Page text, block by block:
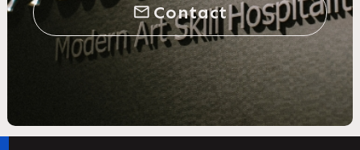
mail_outline Contact